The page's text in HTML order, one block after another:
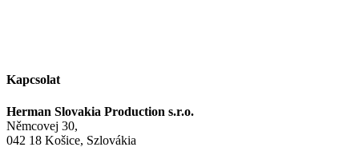
Kapcsolat
Herman Slovakia Production s.r.o.
Němcovej 30,
042 18 Košice, Szlovákia